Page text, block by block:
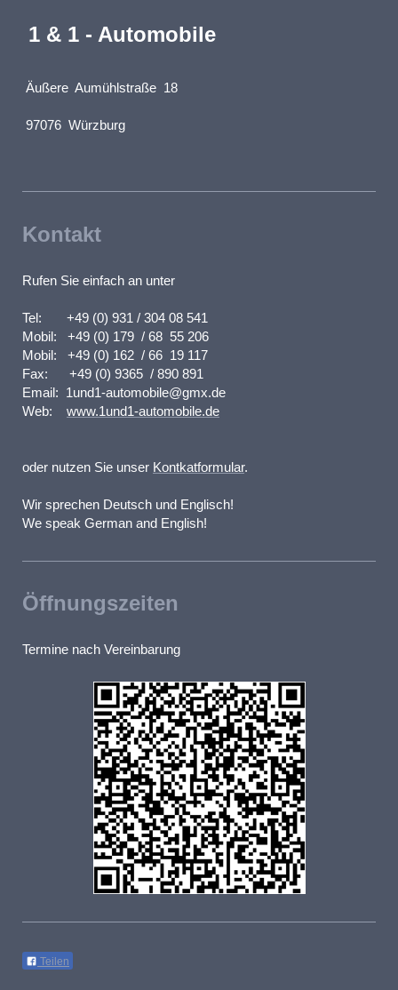
1 & 1 - Automobile
Äußere Aumühlstraße 18
97076 Würzburg
Kontakt
Rufen Sie einfach an unter
Tel: +49 (0) 931 / 304 08 541
Mobil: +49 (0) 179 / 68 55 206
Mobil: +49 (0) 162 / 66 19 117
Fax: +49 (0) 9365 / 890 891
Email: 1und1-automobile@gmx.de
Web: www.1und1-automobile.de
oder nutzen Sie unser Kontkatformular.
Wir sprechen Deutsch und Englisch!
We speak German and English!
Öffnungszeiten
Termine nach Vereinbarung
Teilen